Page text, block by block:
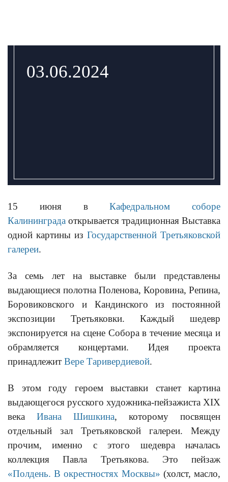
03.06.2024
15 июня вКафедральном соборе
Калининграда открывается традиционная Выставка
одной картины из Государственной Третьяковской
галереи.
За семь лет на выставке были представлены
выдающиеся полотна Поленова, Коровина, Репина,
Боровиковского и Кандинского из постоянной
экспозиции Третьяковки. Каждый шедевр
экспонируется на сцене Собора в течение месяца и
обрамляется концертами. Идея проекта
принадлежит Вере Таривердиевой.
В этом году героем выставки станет картина
выдающегося русского художника-пейзажиста XIX
века Ивана Шишкина, которому посвящен
отдельный зал Третьяковской галереи. Между
прочим, именно с этого шедевра началась
коллекция Павла Третьякова. Это пейзаж
«Полдень. В окрестностях Москвы» (холст, масло,